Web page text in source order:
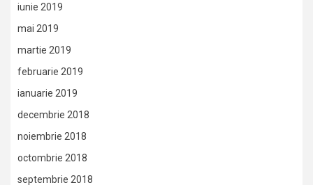
iunie 2019
mai 2019
martie 2019
februarie 2019
ianuarie 2019
decembrie 2018
noiembrie 2018
octombrie 2018
septembrie 2018